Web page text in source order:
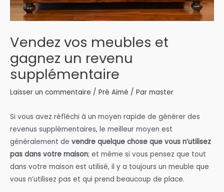
Vendez vos meubles et
gagnez un revenu
supplémentaire
Laisser un commentaire / Pré Aimé / Par master
Si vous avez réfléchi à un moyen rapide de générer des
revenus supplémentaires, le meilleur moyen est
généralement de vendre quelque chose que vous n’utilisez
pas dans votre maison; et même si vous pensez que tout
dans votre maison est utilisé, il y a toujours un meuble que
vous n’utilisez pas et qui prend beaucoup de place.